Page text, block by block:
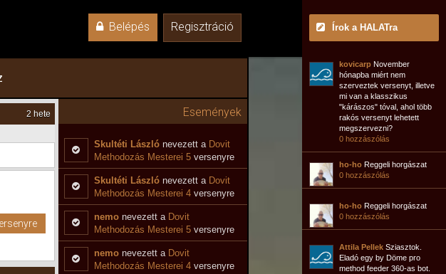
Belépés Regisztráció
2 hete
Események
Skultéti Lászlónevezett a Dovit
Methodozás Mesterei 5versenyre
Skultéti Lászlónevezett a Dovit
Methodozás Mesterei 4 versenyre
nemonevezett a Dovit
Methodozás Mesterei 5versenyre
nemonevezett a Dovit
Methodozás Mesterei 4 versenyre
Írok a HALATra
kovicarp November
hónapba miért nem
szerveztek versenyt, illetve
mi van a klasszikus
"kárászos" tóval, ahol több
rakós versenyt lehetett
megszervezni?
0 hozzászólás
ho-ho Reggeli horgászat
0 hozzászólás
ho-ho Reggeli horgászat
0 hozzászólás
Attila Pellek Sziasztok.
Eladó egy by Döme pro
method feeder 360-as bot.